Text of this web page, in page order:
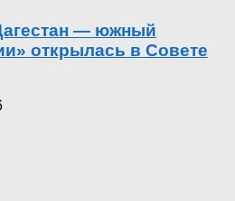
— южный
открылась в Совете